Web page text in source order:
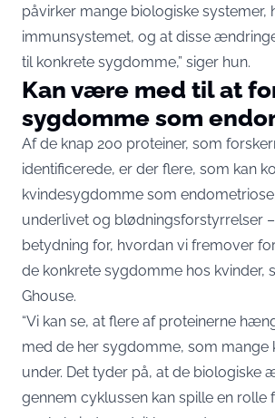
påvirker mange biologiske systemer,
immunsystemet, og at disse
til konkrete sygdomme,” siger hun.
Kan være med til at
sygdomme som
Af de knap 200 proteiner, som
identificerede, er der flere, som kan
kvindesygdomme som
underlivet og blødningsforstyrrelser
betydning for, hvordan vi fremover
de konkrete sygdomme hos kvinder,
Ghouse.
“Vi kan se, at flere af proteinerne
med de her sygdomme, som mange
under. Det tyder på, at de biologiske
gennem cyklussen kan spille en rolle